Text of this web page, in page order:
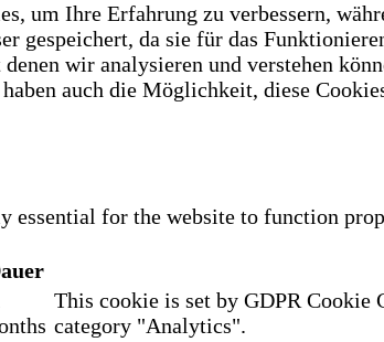
um Ihre Erfahrung zu verbessern,
gespeichert, da sie für das
wir analysieren und verstehen
auch die Möglichkeit, diese
essential for the website to function
This cookie is set by GDPR Cookie
category "Analytics".